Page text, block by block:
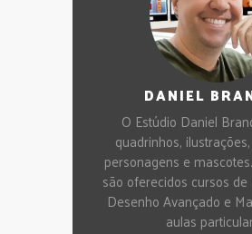
DANIEL
O Estúdio Daniel
quadrinhos,
personagens e
são oferecidos cursos
Desenho Avançado e
aulas